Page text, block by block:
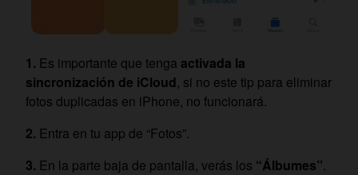
Es importante que tenga activada la
sincronización de iCloud, si no este tip para eliminar
fotos duplicadas en iPhone, no funcionará.
Entra en tu app de “Fotos”.
En la parte baja de pantalla, verás los “Álbumes”.